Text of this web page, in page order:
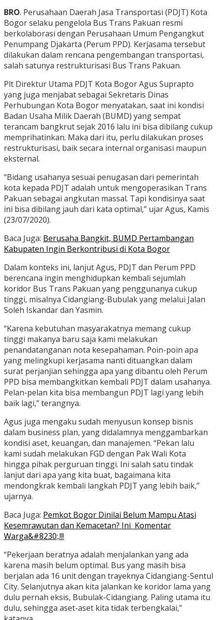
BRO. Perusahaan Daerah Jasa Transportasi (PDJT) Kota
Bogor selaku pengelola Bus Trans Pakuan resmi
berkolaborasi dengan Perusahaan Umum Pengangkut
Penumpang Djakarta (Perum PPD). Kerjasama tersebut
dilakukan dalam rencana pengembangan transportasi,
salah satunya restrukturisasi Bus Trans Pakuan.
Plt Direktur Utama PDJT Kota Bogor Agus Suprapto
yang juga menjabat sebagai Sekretaris Dinas
Perhubungan Kota Bogor menyatakan, saat ini kondisi
Badan Usaha Milik Daerah (BUMD) yang sempat
terancam bangkrut sejak 2016 lalu ini bisa dibilang cukup
memprihatinkan. Maka dari itu, perlu dilakukan proses
restrukturisasi, baik secara internal organisasi maupun
eksternal.
“Bidang usahanya sesuai penugasan dari pemerintah
kota kepada PDJT adalah untuk mengoperasikan Trans
Pakuan sebagai angkutan massal. Tapi kondisinya saat
ini bisa dibilang jauh dari kata optimal,” ujar Agus, Kamis
(23/07/2020).
Baca Juga: Berusaha Bangkit, BUMD Pertambangan
Kabupaten Ingin Berkontribusi di Kota Bogor
Dalam konteks ini, lanjut Agus, PDJT dan Perum PPD
berencana ingin menghidupkan kembali sejumlah
koridor Bus Trans Pakuan yang penggunanya cukup
tinggi, misalnya Cidangiang-Bubulak yang melalui Jalan
Soleh Iskandar dan Yasmin.
“Karena kebutuhan masyarakatnya memang cukup
tinggi makanya baru saja kami melakukan
penandatanganan nota kesepahaman. Poin-poin apa
yang melingkupi kerjasama nanti dituangkan dalam
surat perjanjian sehingga apa yang dibantu oleh Perum
PPD bisa membangkitkan kembali PDJT dalam usahanya.
Pelan-pelan kita bisa membangun PDJT lagi yang lebih
baik lagi,” terangnya.
Agus juga mengaku sudah menyusun konsep bisnis
dalam business plan, yang didalamnya menggambarkan
kondisi aset, keuangan, dan manajemen. “Pekan lalu
kami sudah melakukan FGD dengan Pak Wali Kota
hingga pihak perguruan tinggi. Ini salah satu tindak
lanjut dari apa yang kita buat, bagaimana kita
mendongkrak kembali langkah PDJT yang lebih baik,”
ujarnya.
Baca Juga: Pemkot Bogor Dinilai Belum Mampu Atasi
Kesemrawutan dan Kemacetan? Ini Komentar
Warga&#8230;.!!!
“Pekerjaan beratnya adalah menjalankan yang ada
karena masih belum optimal. Bus yang masih bisa
berjalan ada 16 unit dengan trayeknya Cidangiang-Sentul
City. Selanjutnya akan kita jalankan ke koridor lama yang
dulu pernah eksis, Bubulak-Cidangiang. Paling utama itu
dulu, sehingga aset-aset kita tidak terbengkalai,”